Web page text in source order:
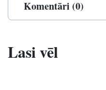
Komentāri (0)
Lasi vēl